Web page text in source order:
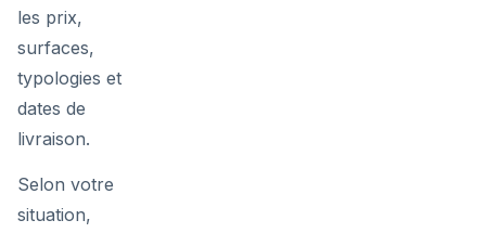
les prix,
surfaces,
typologies et
dates de
livraison.
Selon votre
situation,